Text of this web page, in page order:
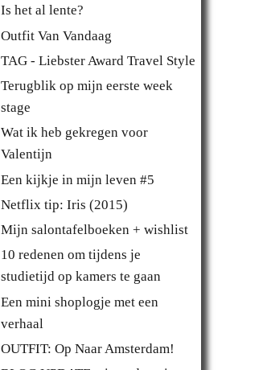
Is het al lente?
Outfit Van Vandaag
TAG - Liebster Award Travel Style
Terugblik op mijn eerste week
stage
Wat ik heb gekregen voor
Valentijn
Een kijkje in mijn leven #5
Netflix tip: Iris (2015)
Mijn salontafelboeken + wishlist
10 redenen om tijdens je
studietijd op kamers te gaan
Een mini shoplogje met een
verhaal
OUTFIT: Op Naar Amsterdam!